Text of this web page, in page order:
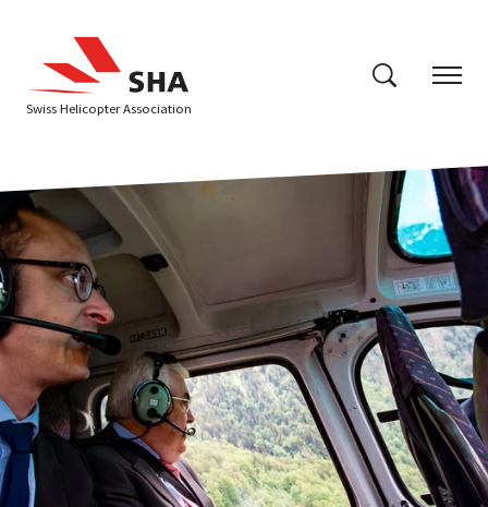
Swiss Helicopter Association